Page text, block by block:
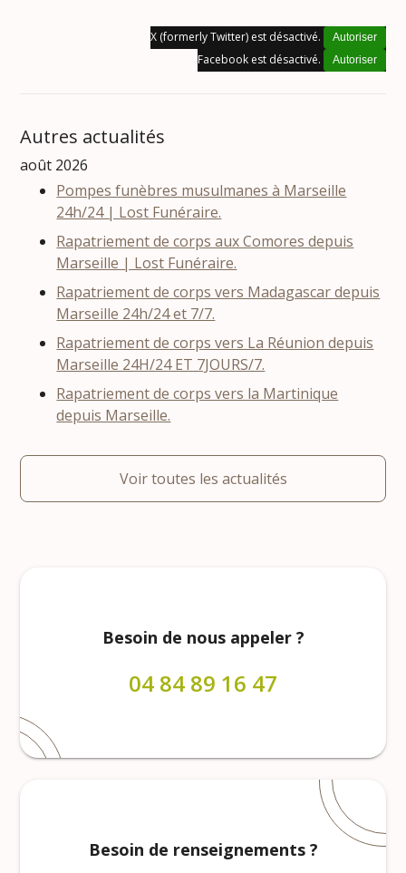
X (formerly Twitter) est désactivé. Autoriser
Facebook est désactivé. Autoriser
Autres actualités
août 2026
Pompes funèbres musulmanes à Marseille
24h/24 | Lost Funéraire.
Rapatriement de corps aux Comores depuis
Marseille | Lost Funéraire.
Rapatriement de corps vers Madagascar depuis
Marseille 24h/24 et 7/7.
Rapatriement de corps vers La Réunion depuis
Marseille 24H/24 ET 7JOURS/7.
Rapatriement de corps vers la Martinique
depuis Marseille.
Voir toutes les actualités
Besoin de nous appeler ?
04 84 89 16 47
Besoin de renseignements ?